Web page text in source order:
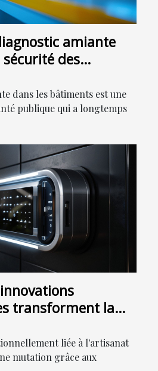
amiante
des
dans les bâtiments est une
publique qui a longtemps
transforment la
liée à l'artisanat
mutation grâce aux